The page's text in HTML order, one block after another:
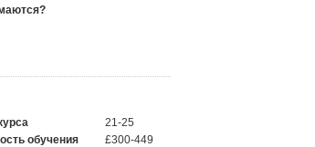
21-25
обучения
£300-449